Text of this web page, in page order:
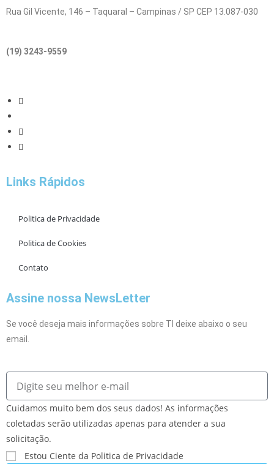
Rua Gil Vicente, 146 – Taquaral – Campinas / SP CEP 13.087-030
(19) 3243-9559
Links Rápidos
Politica de Privacidade
Politica de Cookies
Contato
Assine nossa NewsLetter
Se você deseja mais informações sobre TI deixe abaixo o seu
email.
Cuidamos muito bem dos seus dados! As informações
coletadas serão utilizadas apenas para atender a sua
solicitação.
Estou Ciente da Politica de Privacidade